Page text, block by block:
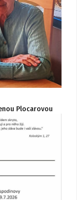
Plocarovou